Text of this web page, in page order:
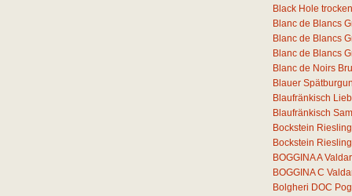
Black Hole
Blanc de Blancs
Blanc de Blancs
Blanc de Blancs
Blanc de Noirs
Blauer
Blaufränkisch
Blaufränkisch
Bockstein
Bockstein
BOGGINA A
BOGGINA C
Bolgheri DOC